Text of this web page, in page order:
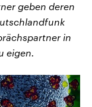
geben deren
in
eigen.